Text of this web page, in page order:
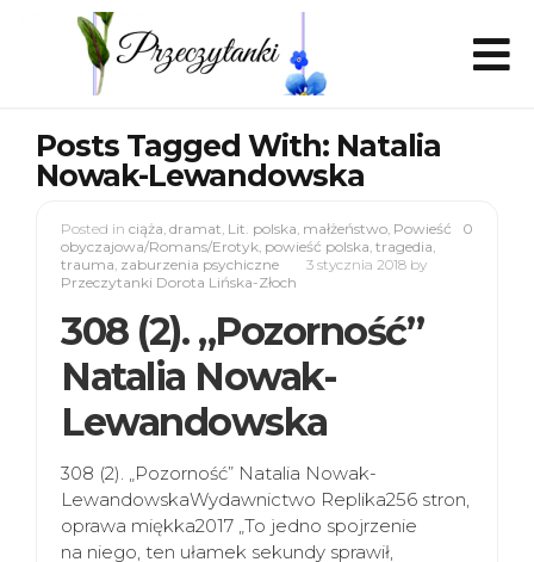
Posts Tagged With: Natalia
Nowak-Lewandowska
0
Posted in ciąża, dramat, Lit. polska, małżeństwo, Powieść
obyczajowa/Romans/Erotyk, powieść polska, tragedia,
trauma, zaburzenia psychiczne 3 stycznia 2018 by
Przeczytanki Dorota Lińska-Złoch
308 (2). „Pozorność”
Natalia Nowak-
Lewandowska
308 (2). „Pozorność” Natalia Nowak-
LewandowskaWydawnictwo Replika256 stron,
oprawa miękka2017 „To jedno spojrzenie
na niego, ten ułamek sekundy sprawił,